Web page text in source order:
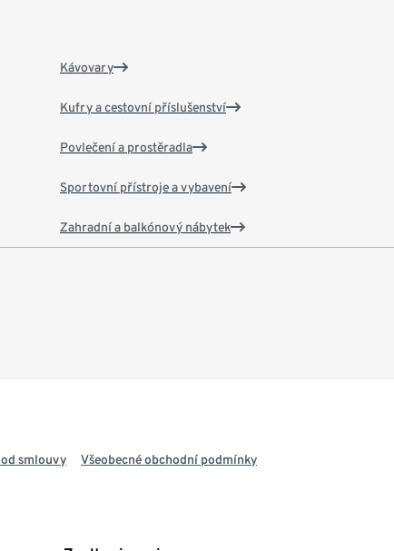
Kávovary
Kufry a cestovní příslušenství
Povlečení a prostěradla
Sportovní přístroje a vybavení
Zahradní a balkónový nábytek
smlouvy Všeobecné obchodní podmínky